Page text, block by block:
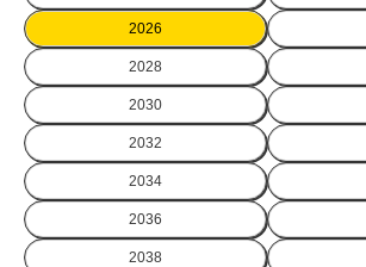
2026
2028
2030
2032
2034
2036
2038